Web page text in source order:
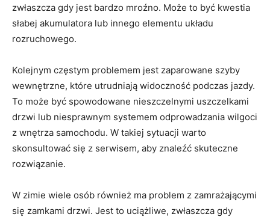
zwłaszcza gdy jest bardzo‌ mroźno. Może to być ⁤kwestia
słabej akumulatora lub innego elementu układu
rozruchowego.
Kolejnym ​częstym problemem jest​ zaparowane szyby
wewnętrzne, ‍które‌ utrudniają widoczność podczas jazdy.⁣
To może być spowodowane nieszczelnymi uszczelkami
drzwi lub niesprawnym⁤ systemem odprowadzania wilgoci
z wnętrza samochodu. W takiej sytuacji warto
skonsultować się z‌ serwisem, aby znaleźć skuteczne
rozwiązanie.
W zimie⁣ wiele osób również ma problem z zamrażającymi
się ‌zamkami drzwi. ⁣Jest ⁤to ⁣uciążliwe, zwłaszcza ‌gdy